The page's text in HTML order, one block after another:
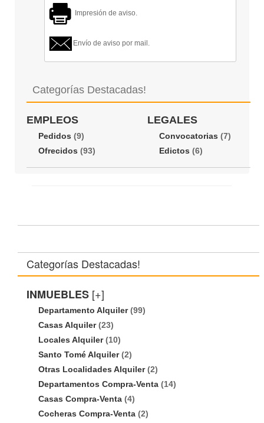
Impresión de aviso.
Envío de aviso por mail.
Categorías Destacadas!
EMPLEOS
Pedidos (9)
Ofrecidos (93)
LEGALES
Convocatorias (7)
Edictos (6)
Categorías Destacadas!
INMUEBLES [+]
Departamento Alquiler(99)
Casas Alquiler(23)
Locales Alquiler(10)
Santo Tomé Alquiler(2)
Otras Localidades Alquiler(2)
Departamentos Compra-Venta (14)
Casas Compra-Venta (4)
Cocheras Compra-Venta (2)